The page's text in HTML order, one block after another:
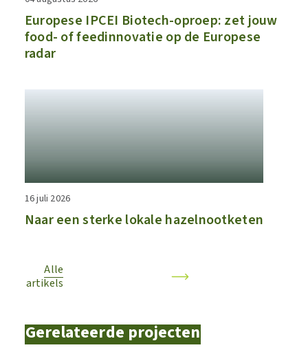
​​Europese IPCEI Biotech-oproep: zet jouw
food- of feedinnovatie op de Europese
radar​
16 juli 2026
Naar een sterke lokale hazelnootketen
Alle
artikels
Gerelateerde projecten